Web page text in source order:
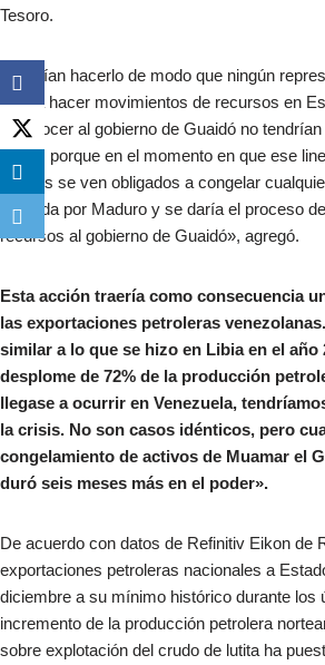
Tesoro.
«Podrían hacerlo de modo que ningún
pueda hacer movimientos de recursos en
reconocer al gobierno de Guaidó no
cortes porque en el momento en que ese
bancos se ven obligados a congelar
operada por Maduro y se daría el proceso
recursos al gobierno de Guaidó», agregó.
Esta acción traería como consecuencia
las exportaciones petroleras
similar a lo que se hizo en Libia en el año
desplome de 72% de la producción
llegase a ocurrir en Venezuela,
la crisis. No son casos idénticos, pero
congelamiento de activos de Muamar el
duró seis meses más en el poder».
De acuerdo con datos de Refinitiv Eikon de
exportaciones petroleras nacionales a
diciembre a su mínimo histórico durante los
incremento de la producción petrolera
sobre explotación del crudo de lutita ha